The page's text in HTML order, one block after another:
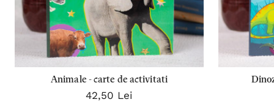
Animale - carte de activitati
42,50 Lei